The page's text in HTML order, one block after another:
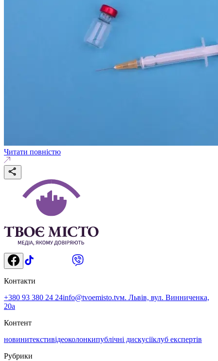
Читати повністю
Контакти
+380 93 380 24 24info@tvoemisto.tvм. Львів, вул. Винниченка,
20а
Контент
новинитекстивідеоколонкипублічні дискусіїклуб експертів
Рубрики